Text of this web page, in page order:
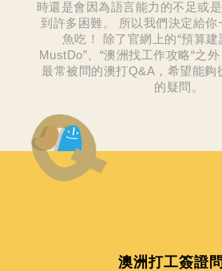
時還是會因為語言能力的不足或
到許多困難。
所以我們決定給
魚吃！
除了官網上的“預算建
MustDo”、“澳洲找工作攻略“之
最常被問的澳打Q&A，希望能夠
的疑問。
澳洲打工簽證